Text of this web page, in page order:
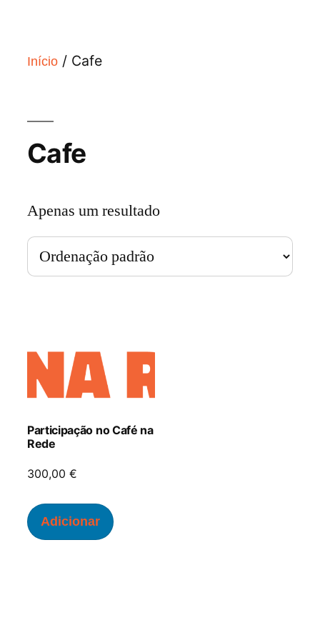
Início / Cafe
Cafe
Apenas um resultado
Participação no Café na
Rede
300,00 €
Adicionar